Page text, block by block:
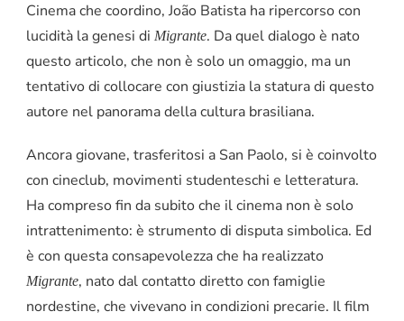
Cinema che coordino, João Batista ha ripercorso con
lucidità la genesi di Migrante. Da quel dialogo è nato
questo articolo, che non è solo un omaggio, ma un
tentativo di collocare con giustizia la statura di questo
autore nel panorama della cultura brasiliana.
Ancora giovane, trasferitosi a San Paolo, si è coinvolto
con cineclub, movimenti studenteschi e letteratura.
Ha compreso fin da subito che il cinema non è solo
intrattenimento: è strumento di disputa simbolica. Ed
è con questa consapevolezza che ha realizzato
Migrante, nato dal contatto diretto con famiglie
nordestine, che vivevano in condizioni precarie. Il film